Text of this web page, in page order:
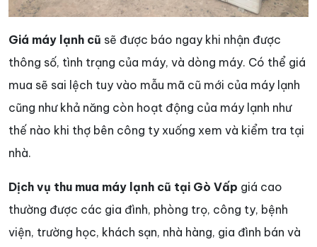
Giá máy lạnh cũ sẽ được báo ngay khi nhận được
thông số, tình trạng của máy, và dòng máy. Có thể giá
mua sẽ sai lệch tuy vào mẫu mã cũ mới của máy lạnh
cũng như khả năng còn hoạt động của máy lạnh như
thế nào khi thợ bên công ty xuống xem và kiểm tra tại
nhà.
Dịch vụ thu mua máy lạnh cũ tại Gò Vấp giá cao
thường được các gia đình, phòng trọ, công ty, bệnh
viện, trường học, khách sạn, nhà hàng, gia đình bán và